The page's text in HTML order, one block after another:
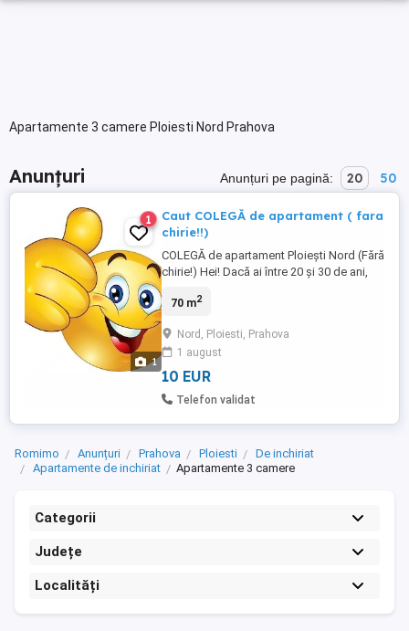
Apartamente 3 camere Ploiesti Nord Prahova
Anunțuri Anunțuri pe pagină: 20 50
1
1
Caut COLEGĂ de apartament ( fara
chirie!!)
COLEGĂ de apartament Ploiești Nord (Fără
chirie!) Hei! Dacă ai între 20 și 30 de ani,
cozy în Ploiești, this is for you. Despre
activă, pasionată de sport și destul de
organizată (clean vibes only). Am un job
stabil, mașină ...
70 m2
Nord, Ploiesti, Prahova
1 august
10 EUR
Telefon validat
Romimo Anunțuri Prahova Ploiesti
De inchiriat
Apartamente de inchiriat
Apartamente 3 camere
Categorii
Județe
Localități